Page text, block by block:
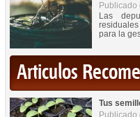
Publicado
Las
para la
Articulos
Tus
Publicado